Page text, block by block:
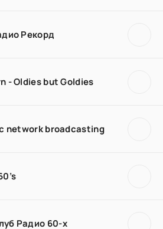
Рекорд
- Oldies but Goldies
network broadcasting
Радио 60-х